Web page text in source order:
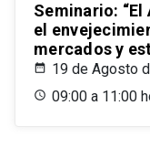
Seminario:
el
mercados y
19 de Agosto
09:00 a 11:00